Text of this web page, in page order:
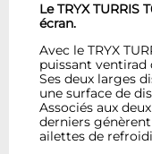
Le TRYX
écran.
Avec le TRYX
puissant ventirad
Ses deux larges
une surface de
Associés aux
derniers
ailettes de